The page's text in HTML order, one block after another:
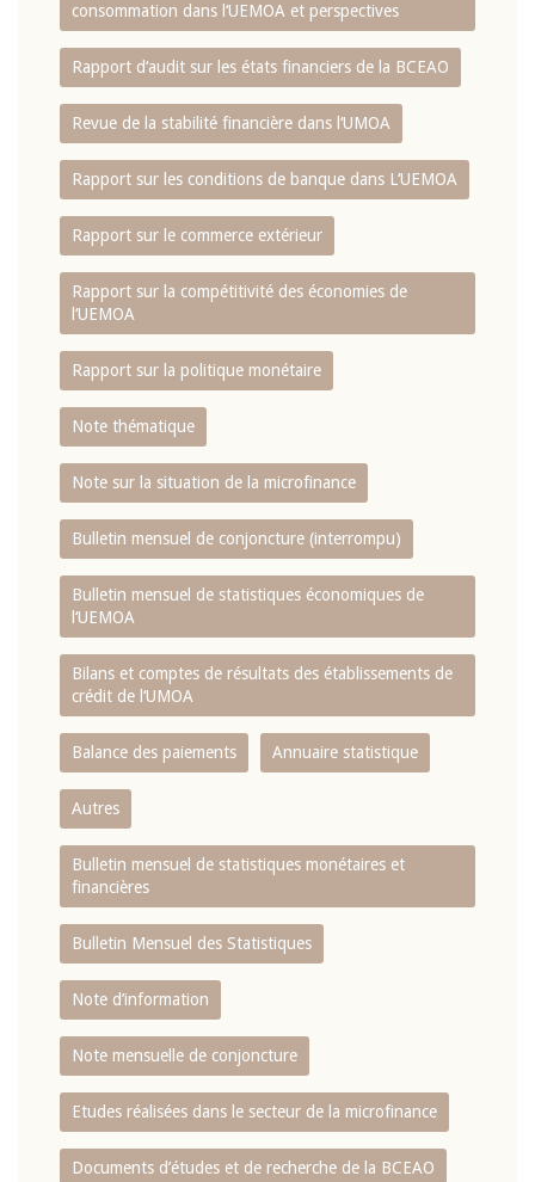
consommation dans l‘UEMOA et perspectives
Rapport d‘audit sur les états financiers de la BCEAO
Revue de la stabilité financière dans l‘UMOA
Rapport sur les conditions de banque dans L‘UEMOA
Rapport sur le commerce extérieur
Rapport sur la compétitivité des économies de
l‘UEMOA
Rapport sur la politique monétaire
Note thématique
Note sur la situation de la microfinance
Bulletin mensuel de conjoncture (interrompu)
Bulletin mensuel de statistiques économiques de
l‘UEMOA
Bilans et comptes de résultats des établissements de
crédit de l‘UMOA
Balance des paiements Annuaire statistique
Autres
Bulletin mensuel de statistiques monétaires et
financières
Bulletin Mensuel des Statistiques
Note d’information
Note mensuelle de conjoncture
Etudes réalisées dans le secteur de la microfinance
Documents d’études et de recherche de la BCEAO